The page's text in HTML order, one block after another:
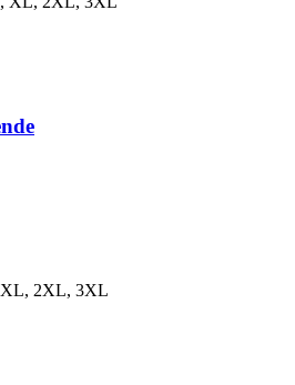
2XL, 3XL